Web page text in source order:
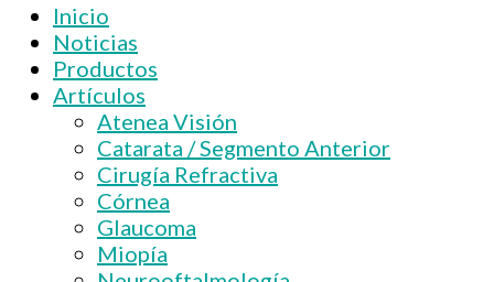
Inicio
Noticias
Productos
Artículos
Atenea Visión
Catarata / Segmento Anterior
Cirugía Refractiva
Córnea
Glaucoma
Miopía